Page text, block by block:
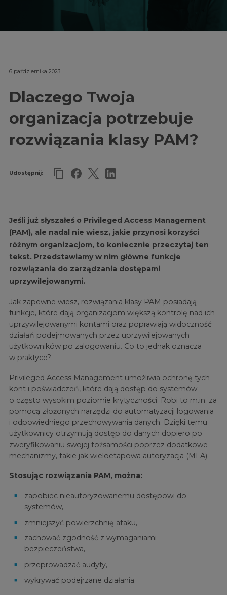
6 października 2023
Dlaczego Twoja
organizacja potrzebuje
rozwiązania klasy PAM?
Udostępnij:
Jeśli już słyszałeś o Privileged Access Management
(PAM), ale nadal nie wiesz, jakie przynosi korzyści
różnym organizacjom, to koniecznie przeczytaj ten
tekst. Przedstawiamy w nim główne funkcje
rozwiązania do zarządzania dostępami
uprzywilejowanymi.
Jak zapewne wiesz, rozwiązania klasy PAM posiadają
funkcje, które dają organizacjom większą kontrolę nad ich
uprzywilejowanymi kontami oraz poprawiają widoczność
działań podejmowanych przez uprzywilejowanych
użytkowników po zalogowaniu. Co to jednak oznacza
w praktyce?
Privileged Access Management umożliwia ochronę tych
kont i poświadczeń, które dają dostęp do systemów
o często wysokim poziomie krytyczności. Robi to m.in. za
pomocą złożonych narzędzi do automatyzacji logowania
i odpowiedniego przechowywania danych. Dzięki temu
użytkownicy otrzymują dostęp do danych dopiero po
zweryfikowaniu swojej tożsamości poprzez dodatkowe
mechanizmy, takie jak wieloetapowa autoryzacja (MFA).
Stosując rozwiązania PAM, można:
zapobiec nieautoryzowanemu dostępowi do
systemów,
zmniejszyć powierzchnię ataku,
zachować zgodność z wymaganiami
bezpieczeństwa,
przeprowadzać audyty,
wykrywać podejrzane działania.